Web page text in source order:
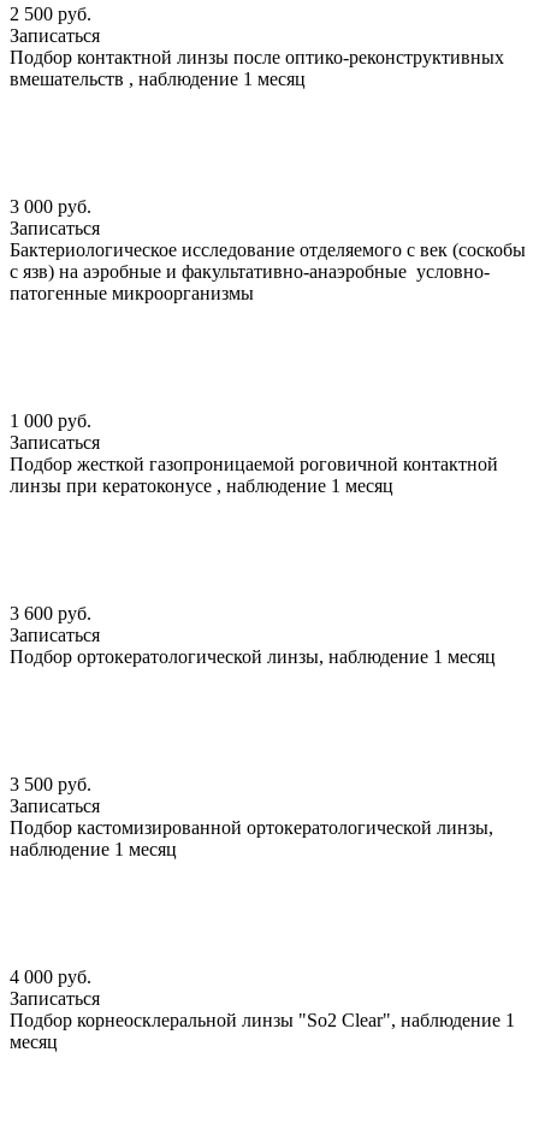
2 500 руб.
Записаться
Подбор контактной линзы после оптико-реконструктивных
вмешательств , наблюдение 1 месяц
3 000 руб.
Записаться
Бактериологическое исследование отделяемого с век (соскобы
с язв) на аэробные и факультативно-анаэробные условно-
патогенные микроорганизмы
1 000 руб.
Записаться
Подбор жесткой газопроницаемой роговичной контактной
линзы при кератоконусе , наблюдение 1 месяц
3 600 руб.
Записаться
Подбор ортокератологической линзы, наблюдение 1 месяц
3 500 руб.
Записаться
Подбор кастомизированной ортокератологической линзы,
наблюдение 1 месяц
4 000 руб.
Записаться
Подбор корнеосклеральной линзы "So2 Clear", наблюдение 1
месяц